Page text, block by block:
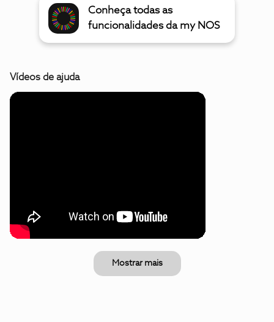
Conheça todas as
funcionalidades da my NOS
Vídeos de ajuda
Mostrar mais